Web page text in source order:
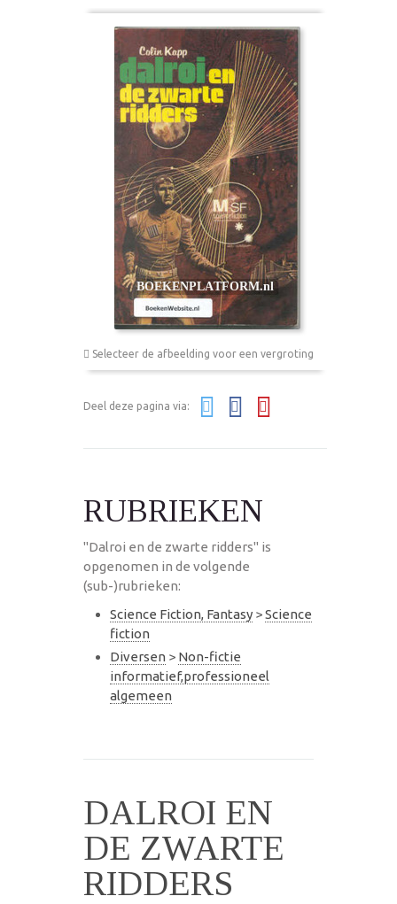
Selecteer de afbeelding voor een vergroting
Deel deze pagina via:
RUBRIEKEN
"Dalroi en de zwarte ridders" is
opgenomen in de volgende
(sub-)rubrieken:
Science Fiction, Fantasy >Science
fiction
Diversen > Non-fictie
informatief,professioneel
algemeen
DALROI EN
DE ZWARTE
RIDDERS